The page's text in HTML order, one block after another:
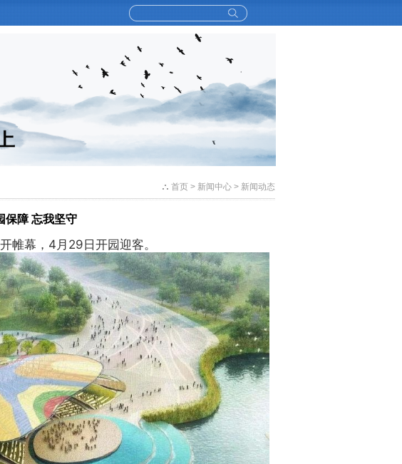
首页> 新闻中心 > 新闻动态
保障 忘我坚守
幕，4月29日开园迎客。